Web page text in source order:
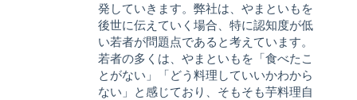
発していきます。弊社は、やまといもを
後世に伝えていく場合、特に認知度が低
い若者が問題点であると考えています。
若者の多くは、やまといもを「食べたこ
とがない」「どう料理していいかわから
ない」と感じており、そもそも芋料理自